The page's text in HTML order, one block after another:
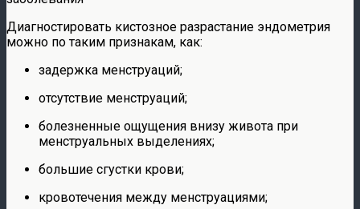
Диагностировать кистозное разрастание эндометрия
можно по таким признакам, как:
задержка менструаций;
отсутствие менструаций;
болезненные ощущения внизу живота при
менструальных выделениях;
большие сгустки крови;
кровотечения между менструациями;